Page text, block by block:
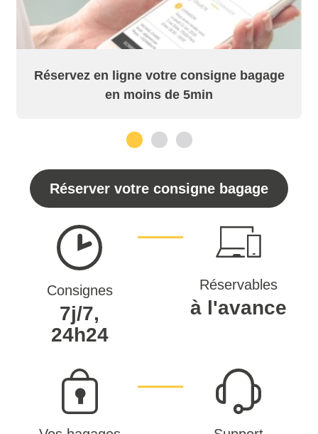
Réservez en ligne votre consigne bagage
en moins de 5min
Réserver votre consigne bagage
Consignes
7j/7,
24h24
Réservables
à l'avance